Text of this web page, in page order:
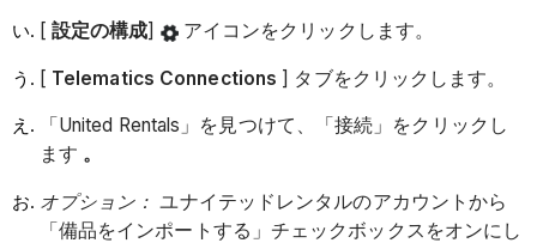
[ 設定の構成] アイコンをクリックします。
[ Telematics Connections ] タブをクリックします。
「United Rentals」を見つけて、「接続」をクリックし
ます 。
オプション： ユナイテッドレンタルのアカウントから
「備品をインポートする」チェックボックスをオンにし